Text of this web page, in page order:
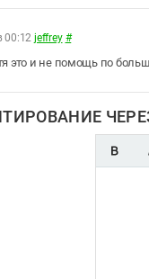
00:12 jeffrey #
это и не помощь по